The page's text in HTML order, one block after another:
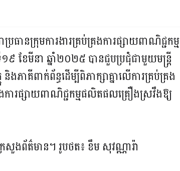
ប្រធានក្រុមការងារគ្រប់គ្រងការផ្សាយពាណិជ្ជកម្ម
ខែមីនា ឆ្នាំ២០២៥ បានជួបប្រជុំជាមួយមន្ត្រី
ាគីពាក់ព័ន្ធដើម្បីពិភាក្សាគ្នាលើការគ្រប់គ្រង
ការផ្សាយពាណិជ្ជកម្មផលិតផលគ្រឿងស្រវឹងឱ្យ
រសួងព័ត៌មាន។ រូបថត៖ ខឹម សុវណ្ណារ៉ា